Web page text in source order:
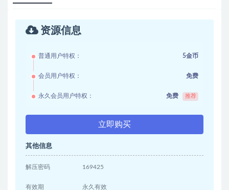
资源信息
普通用户特权： 5金币
会员用户特权： 免费
永久会员用户特权： 免费 推荐
立即购买
其他信息
解压密码 169425
有效期 永久有效